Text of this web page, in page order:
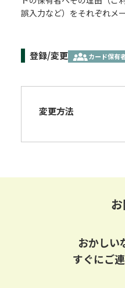
誤入力など）をそれぞれメ
登録/変更 カード保有
変更方法
おかしい
すぐにご